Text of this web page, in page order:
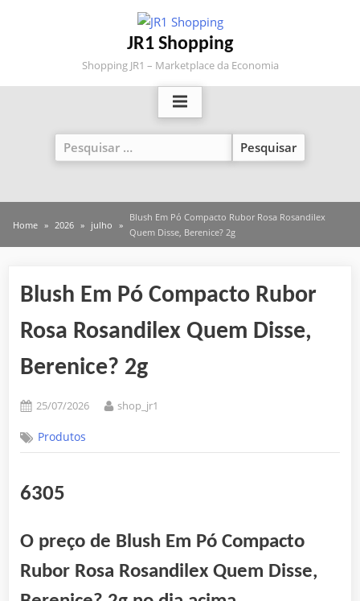
JR1 Shopping
Shopping JR1 – Marketplace da Economia
Pesquisar
por:
Home 2026 julho
Blush Em Pó Compacto Rubor Rosa Rosandilex
Quem Disse, Berenice? 2g
Blush Em Pó Compacto Rubor
Rosa Rosandilex Quem Disse,
Berenice? 2g
Posted
25/07/2026 By
shop_jr1
Produtos
6305
O preço de Blush Em Pó Compacto
Rubor Rosa Rosandilex Quem Disse,